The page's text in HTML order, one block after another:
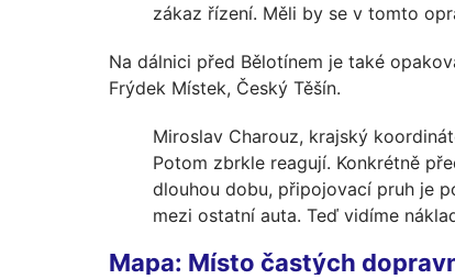
zákaz řízení. Měli by se v tomto
Na dálnici před Bělotínem je také
Frýdek Místek, Český Těšín.
Miroslav Charouz, krajský
Potom zbrkle reagují. Konkrétně
dlouhou dobu, připojovací pruh je
mezi ostatní auta. Teď vidíme
Mapa: Místo častých